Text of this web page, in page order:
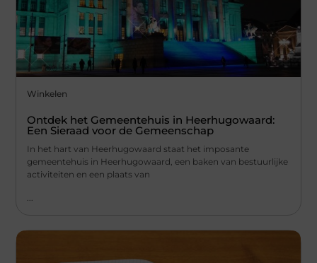
Winkelen
Ontdek het Gemeentehuis in Heerhugowaard:
Een Sieraad voor de Gemeenschap
In het hart van Heerhugowaard staat het imposante
gemeentehuis in Heerhugowaard, een baken van bestuurlijke
activiteiten en een plaats van